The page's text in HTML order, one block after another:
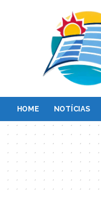
HOME NOTÍCIAS